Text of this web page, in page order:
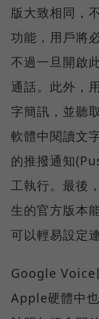
版大致相同，
功能，用戶將
不過一旦開啟
通話。此外，
字簡訊，並聽
軟體中閱讀文
的推撥通知
工執行。最後
生的官方版本
可以輕易設定
Google Voice
Apple硬體中